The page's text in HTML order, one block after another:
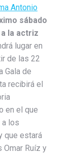
Antonio
sábado
la actriz
lugar en
de las 22
Gala de
recibirá el
en el que
los
que estará
Ruíz y